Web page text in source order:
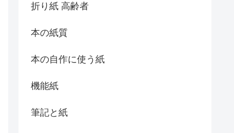
折り紙 高齢者
本の紙質
本の自作に使う紙
機能紙
筆記と紙